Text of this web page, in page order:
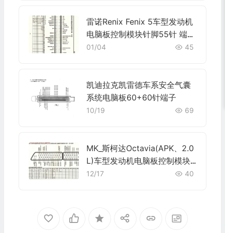
雷诺Renix Fenix 5车型发动机
电脑板控制模块针脚55针 端子
图
01/04 45
凯迪拉克凯雷德车系安全气囊
系统电脑板60+60针端子
10/19 69
MK_斯柯达Octavia(APK、2.0
L)车型发动机电脑板控制模块
针脚52+28针 端子图
12/17 40